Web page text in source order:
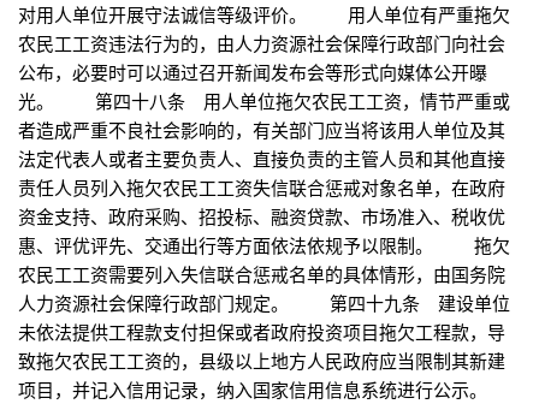
对用人单位开展守法诚信等级评价。 用人单位有严重拖欠
农民工工资违法行为的，由人力资源社会保障行政部门向社会
公布，必要时可以通过召开新闻发布会等形式向媒体公开曝
光。 第四十八条 用人单位拖欠农民工工资，情节严重或
者造成严重不良社会影响的，有关部门应当将该用人单位及其
法定代表人或者主要负责人、直接负责的主管人员和其他直接
责任人员列入拖欠农民工工资失信联合惩戒对象名单，在政府
资金支持、政府采购、招投标、融资贷款、市场准入、税收优
惠、评优评先、交通出行等方面依法依规予以限制。 拖欠
农民工工资需要列入失信联合惩戒名单的具体情形，由国务院
人力资源社会保障行政部门规定。 第四十九条 建设单位
未依法提供工程款支付担保或者政府投资项目拖欠工程款，导
致拖欠农民工工资的，县级以上地方人民政府应当限制其新建
项目，并记入信用记录，纳入国家信用信息系统进行公示。